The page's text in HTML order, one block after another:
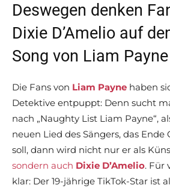
Deswegen denken
Dixie D’Amelio auf
Song von Liam
Die Fans von Liam Payne haben
Detektive entpuppt: Denn sucht
nach „Naughty List Liam Payne“,
neuen Lied des Sängers, das
soll, dann wird nicht nur er als
sondern auch Dixie D’Amelio. Für
klar: Der 19-jährige TikTok-Star ist